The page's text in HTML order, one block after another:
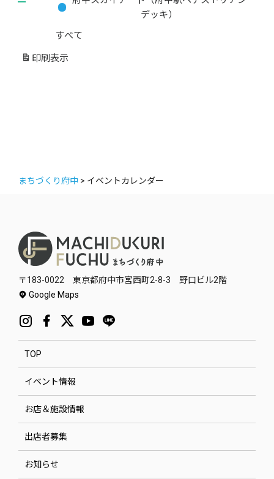
カ
ゴ
リ
デッキ）
すべて
印刷 表示
まちづくり府中 > イベントカレンダー
〒183-0022 東京都府中市宮西町2-8-3 野口ビル2階
Google Maps
TOP
イベント情報
お店＆施設情報
出店者募集
お知らせ